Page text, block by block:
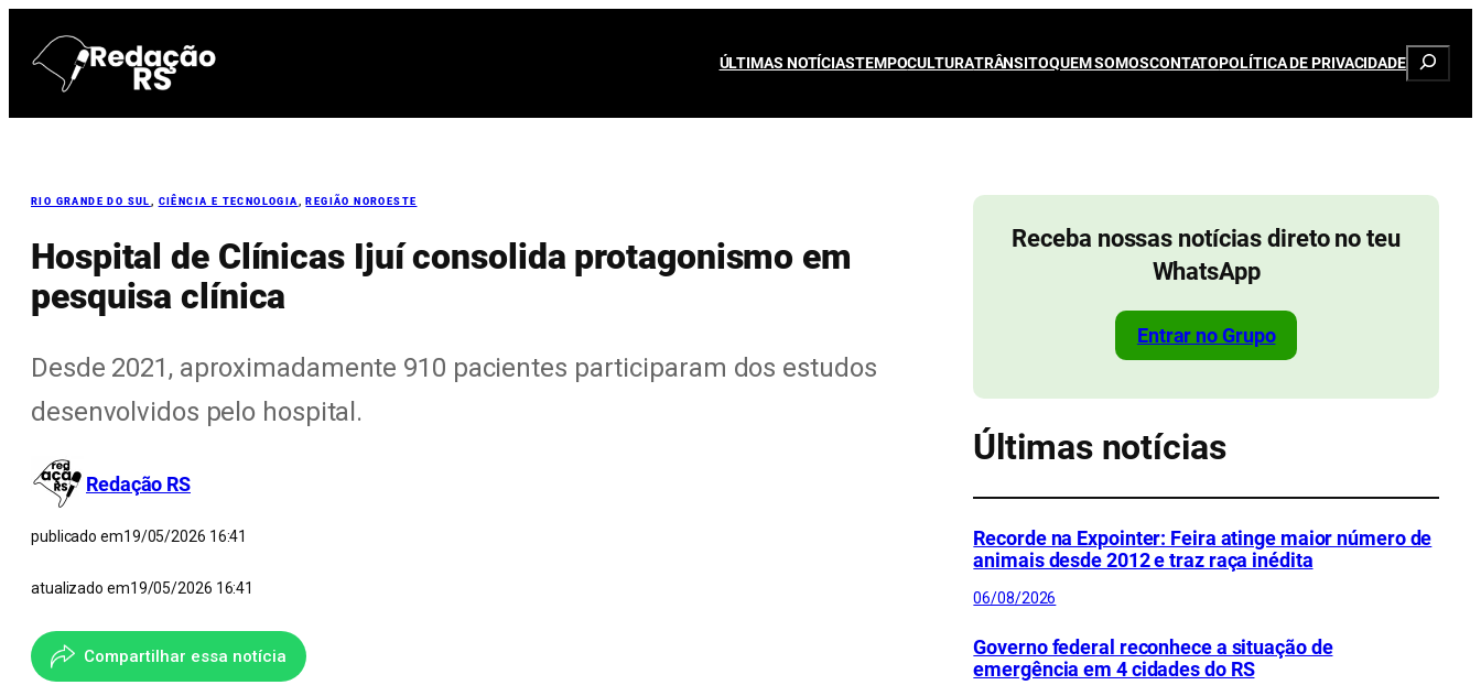
para
conteúdo
ÚLTIMAS NOTÍCIASTEMPOCULTURATRÂNSITOQUEM SOMOSCONTATOPOLÍTICA DE PRIVACIDADE
RIO GRANDE DO SUL CIÊNCIA E TECNOLOGIA REGIÃO NOROESTE
Hospital de Clínicas Ijuí consolida protagonismo em
pesquisa clínica
Desde 2021, aproximadamente 910 pacientes participaram dos estudos
desenvolvidos pelo hospital.
Redação RS
publicado em19/05/2026 16:41
atualizado em19/05/2026 16:41
Compartilhar essa notícia
Receba nossas notícias direto no teu
WhatsApp
Entrar no Grupo
Últimas notícias
Recorde na Expointer: Feira atinge maior número de
animais desde 2012 e traz raça inédita
06/08/2026
Governo federal reconhece a situação de
emergência em 4 cidades do RS